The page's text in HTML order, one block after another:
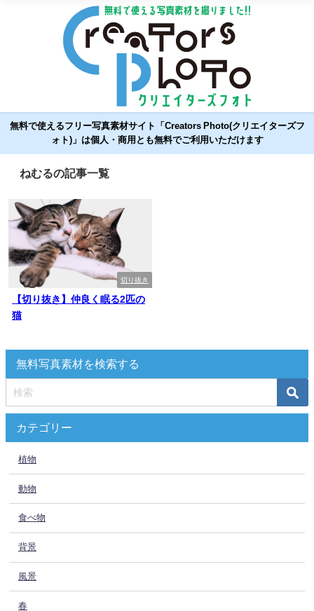
無料で使えるフリー写真素材サイト「Creators Photo(クリエイターズフ
ォト)」は個人・商用とも無料でご利用いただけます
ねむるの記事一覧
切り抜き
【切り抜き】仲良く眠る2匹の
猫
無料写真素材を検索する
カテゴリー
植物
動物
食べ物
背景
風景
春